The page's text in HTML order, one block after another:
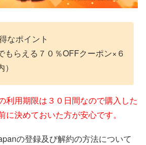
なポイント
もらえる７０％OFFクーポン×６
利用期限は３０日間なので購入した
に決めておいた方が安心です。
の登録及び解約の方法について